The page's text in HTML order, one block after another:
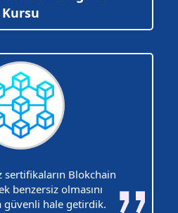
Kursu
sertifikaların Blokchain
benzersiz olmasını
güvenli hale getirdik.